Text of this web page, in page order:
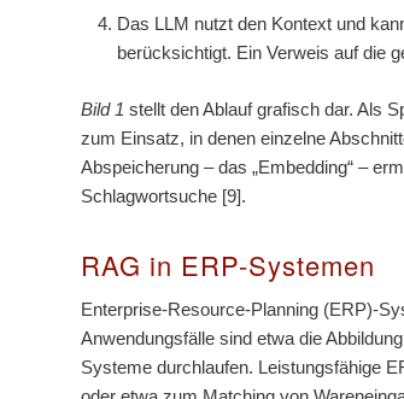
Das LLM nutzt den Kontext und
berücksichtigt. Ein Verweis auf die
Bild 1 stellt den Ablauf grafisch dar. Als
zum Einsatz, in denen einzelne
Abspeicherung – das „Embedding“ –
Schlagwortsuche [9].
RAG in ERP-Systemen
Enterprise-Resource-Planning (ERP)-
Anwendungsfälle sind etwa die
Systeme durchlaufen. Leistungsfähige